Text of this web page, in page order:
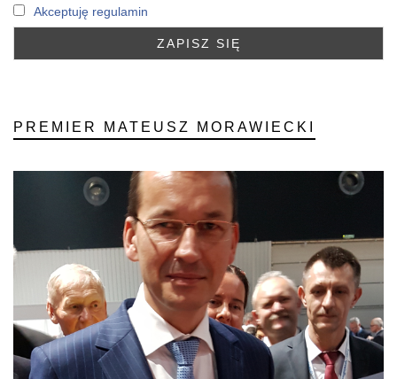
Akceptuję regulamin
PREMIER MATEUSZ MORAWIECKI